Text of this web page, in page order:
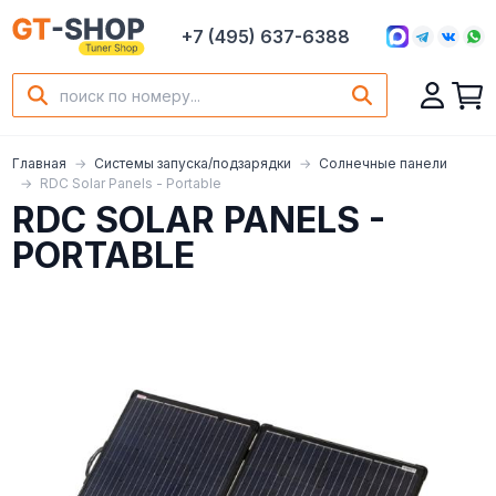
+7 (495) 637-6388
Главная Системы запуска/подзарядки
Солнечные панели
RDC Solar Panels - Portable
RDC SOLAR PANELS -
PORTABLE